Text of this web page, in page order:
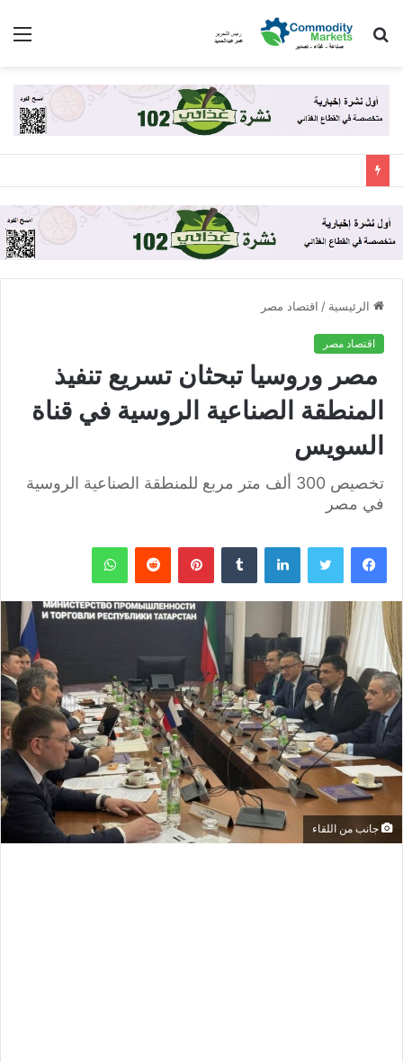
بحث
الرئيسية / اقتصاد مصر
اقتصاد مصر
مصر وروسيا تبحثان تسريع تنفيذ
المنطقة الصناعية الروسية في قناة
السويس
تخصيص 300 ألف متر مربع للمنطقة الصناعية الروسية
في مصر
فيسبوك تويتر لينكدإن بينتيريست واتساب
جانب من اللقاء